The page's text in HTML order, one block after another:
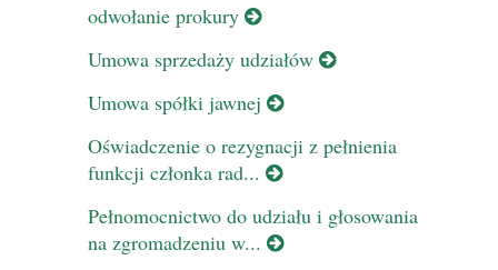
odwołanie prokury
Umowa sprzedaży udziałów
Umowa spółki jawnej
Oświadczenie o rezygnacji z pełnienia
funkcji członka rad...
Pełnomocnictwo do udziału i głosowania
na zgromadzeniu w...